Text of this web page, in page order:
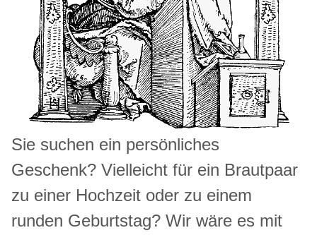
Sie suchen ein persönliches
Geschenk? Vielleicht für ein Brautpaar
zu einer Hochzeit oder zu einem
runden Geburtstag? Wir wäre es mit